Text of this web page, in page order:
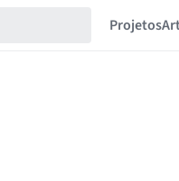
Projetos